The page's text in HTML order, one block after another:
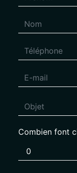
Combien font